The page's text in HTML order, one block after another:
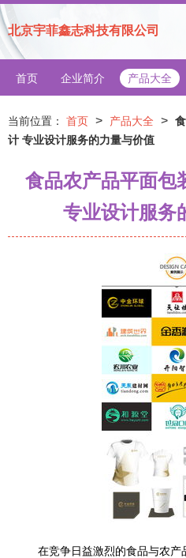
北京宇菲鑫志科技有限公司
首页 企业简介 产品大全
当前位置： 首页 > 产品大全 >
计 专业设计服务的力量与价值
食品农产品平面包
专业设计服务
在竞争日益激烈的食品与农